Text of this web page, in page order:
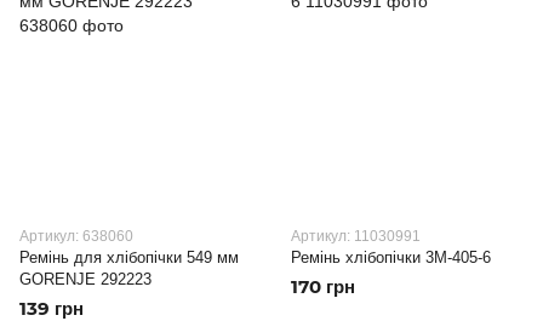
Артикул: 638060
Ремінь для хлібопічки 549 мм
GORENJE 292223
139 грн
Артикул: 11030991
Ремінь хлібопічки 3M-405-6
170 грн